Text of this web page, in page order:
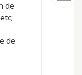
de
de